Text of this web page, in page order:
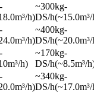
h)
~300kg-
DS/
h)
~400kg-
DS/
h)
~170kg-
DS/h(~8.5m³/
h)
~340kg-
DS/